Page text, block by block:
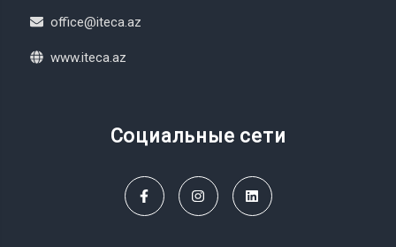
office@iteca.az
www.iteca.az
Социальные сети